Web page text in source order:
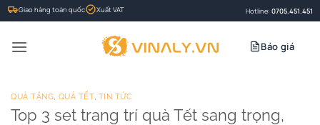
Bỏ
qua
nội
Giao hàng toàn quốc Xuất VAT Hotline: 0705.451.451
Báo giá
QUÀ TẶNG, QUÀ TẾT, TIN TỨC
Top 3 set trang trí quà Tết sang trọng,